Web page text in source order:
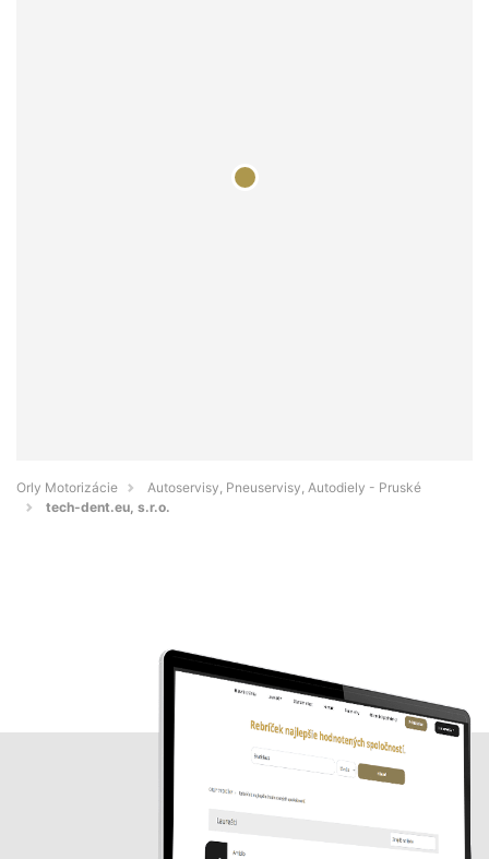
Orly Motorizácie
Autoservisy, Pneuservisy, Autodiely - Pruské
tech-dent.eu, s.r.o.